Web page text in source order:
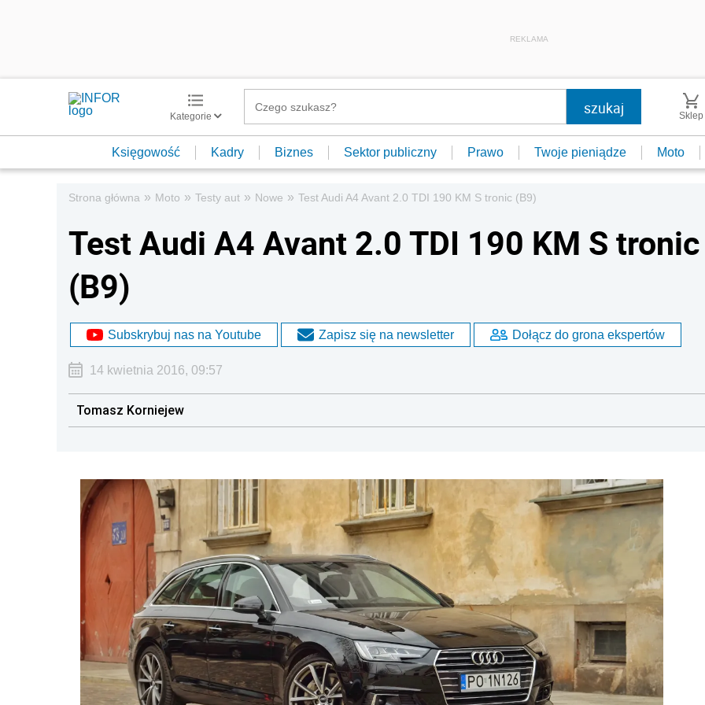
REKLAMA
Kategorie Sklep
Księgowość Kadry Biznes Sektor publiczny Prawo Twoje pieniądze Moto
Strona główna » Moto » Testy aut » Nowe » Test Audi A4 Avant 2.0 TDI 190 KM S tronic (B9)
Test Audi A4 Avant 2.0 TDI 190 KM S tronic
(B9)
Subskrybuj nas na Youtube Zapisz się na newsletter Dołącz do grona ekspertów
14 kwietnia 2016, 09:57
Tomasz Korniejew